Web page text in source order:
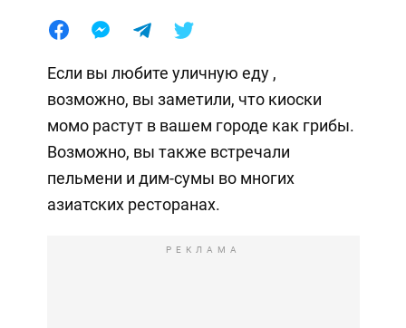
Если вы любите уличную еду ,
возможно, вы заметили, что киоски
момо растут в вашем городе как грибы.
Возможно, вы также встречали
пельмени и дим-сумы во многих
азиатских ресторанах.
РЕКЛАМА